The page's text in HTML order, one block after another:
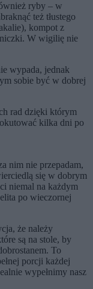
ryby – w
też tłustego
kompot z
W wigilię nie
wypada, jednak
sobie być w dobrej
rad dzięki którym
kilka dni po
nim nie przepadam,
się w dobrym
niemal na każdym
po wieczornej
że należy
są na stole, by
To
porcji każdej
wypełnimy nasz